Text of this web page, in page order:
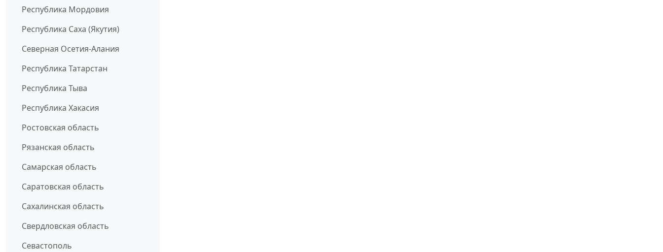
Республика Мордовия
Республика Саха (Якутия)
Северная Осетия-Алания
Республика Татарстан
Республика Тыва
Республика Хакасия
Ростовская область
Рязанская область
Самарская область
Саратовская область
Сахалинская область
Свердловская область
Севастополь